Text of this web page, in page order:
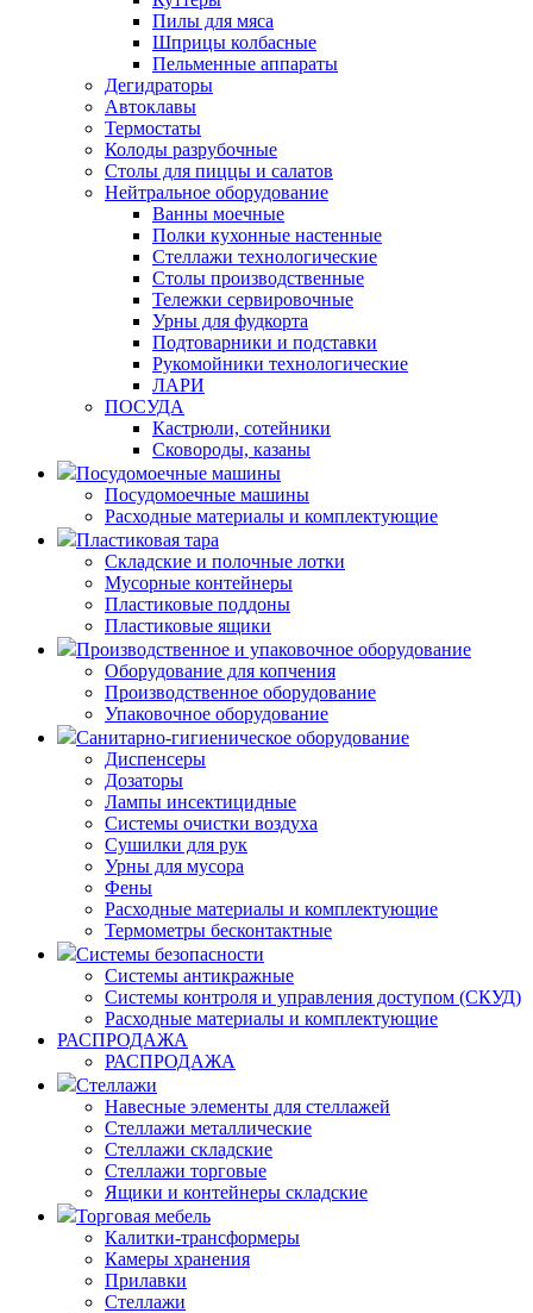
Пилы для мяса
Шприцы колбасные
Пельменные аппараты
Дегидраторы
Автоклавы
Термостаты
Колоды разрубочные
Столы для пиццы и салатов
Нейтральное оборудование
Ванны моечные
Полки кухонные настенные
Стеллажи технологические
Столы производственные
Тележки сервировочные
Урны для фудкорта
Подтоварники и подставки
Рукомойники технологические
ЛАРИ
ПОСУДА
Кастрюли, сотейники
Сковороды, казаны
Посудомоечные машины
Посудомоечные машины
Расходные материалы и комплектующие
Пластиковая тара
Складские и полочные лотки
Мусорные контейнеры
Пластиковые поддоны
Пластиковые ящики
Производственное и упаковочное оборудование
Оборудование для копчения
Производственное оборудование
Упаковочное оборудование
Санитарно-гигиеническое оборудование
Диспенсеры
Дозаторы
Лампы инсектицидные
Системы очистки воздуха
Сушилки для рук
Урны для мусора
Фены
Расходные материалы и комплектующие
Термометры бесконтактные
Системы безопасности
Системы антикражные
Системы контроля и управления доступом (СКУД)
Расходные материалы и комплектующие
РАСПРОДАЖА
РАСПРОДАЖА
Стеллажи
Навесные элементы для стеллажей
Стеллажи металлические
Стеллажи складские
Стеллажи торговые
Ящики и контейнеры складские
Торговая мебель
Калитки-трансформеры
Камеры хранения
Прилавки
Стеллажи